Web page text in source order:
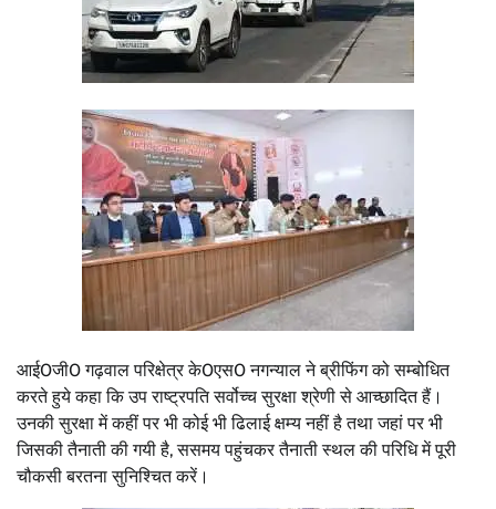
आई0जी0 गढ़वाल परिक्षेत्र के0एस0 नगन्याल ने ब्रीफिंग को सम्बोधित
करते हुये कहा कि उप राष्ट्रपति सर्वोच्च सुरक्षा श्रेणी से आच्छादित हैं।
उनकी सुरक्षा में कहीं पर भी कोई भी ढिलाई क्षम्य नहीं है तथा जहां पर भी
जिसकी तैनाती की गयी है, ससमय पहुंचकर तैनाती स्थल की परिधि में पूरी
चौकसी बरतना सुनिश्चित करें।